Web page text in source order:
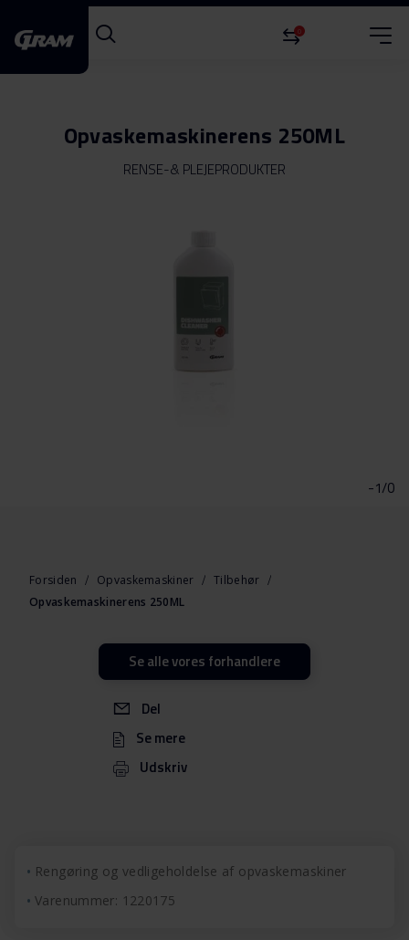
0
Opvaskemaskinerens 250ML
RENSE-& PLEJEPRODUKTER
-1/0
Forsiden Opvaskemaskiner
Tilbehør
Opvaskemaskinerens 250ML
Del
Se mere
Udskriv
Se alle vores forhandlere
Rengøring og vedligeholdelse af opvaskemaskiner
Varenummer: 1220175